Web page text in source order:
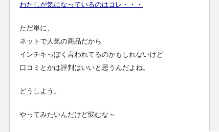
わたしが気になっているのはコレ・・・
ただ単に、
ネットで人気の商品だから
インチキっぽく言われてるのかもしれないけど
口コミとかは評判はいいと思うんだよね。
どうしよう。
やってみたいんだけど悩むな～